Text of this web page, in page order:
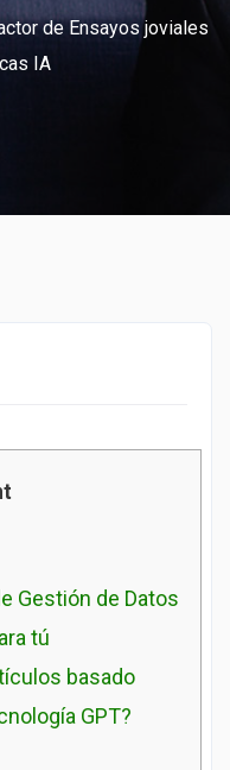
de Ensayos joviales
IA
Gestión de Datos
tú
basado
GPT?